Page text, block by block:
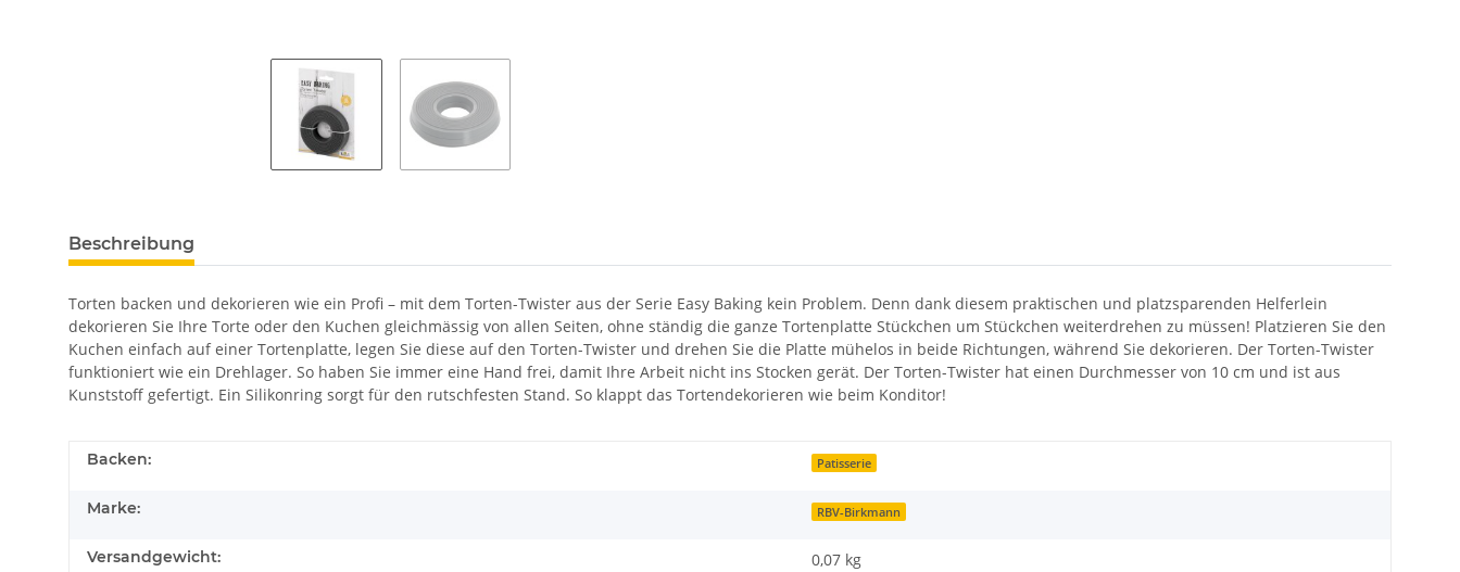
Beschreibung
Torten backen und dekorieren wie ein Profi – mit dem Torten-Twister aus der Serie Easy Baking kein Problem. Denn dank diesem praktischen und platzsparenden Helferlein
dekorieren Sie Ihre Torte oder den Kuchen gleichmässig von allen Seiten, ohne ständig die ganze Tortenplatte Stückchen um Stückchen weiterdrehen zu müssen! Platzieren Sie den
Kuchen einfach auf einer Tortenplatte, legen Sie diese auf den Torten-Twister und drehen Sie die Platte mühelos in beide Richtungen, während Sie dekorieren. Der Torten-Twister
funktioniert wie ein Drehlager. So haben Sie immer eine Hand frei, damit Ihre Arbeit nicht ins Stocken gerät. Der Torten-Twister hat einen Durchmesser von 10 cm und ist aus
Kunststoff gefertigt. Ein Silikonring sorgt für den rutschfesten Stand. So klappt das Tortendekorieren wie beim Konditor!
Backen: Patisserie
Marke: RBV-Birkmann
Versandgewicht: 0,07 kg